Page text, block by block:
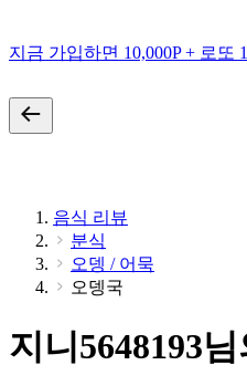
지금 가입하면 10,000P + 로또
음식 리뷰
분식
오뎅 / 어묵
오뎅국
지니5648193